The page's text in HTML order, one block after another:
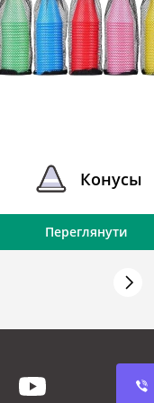
Конусы
Переглянути